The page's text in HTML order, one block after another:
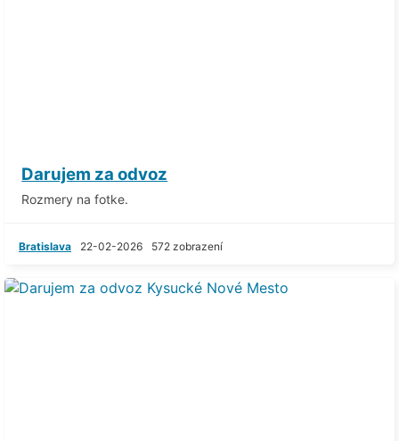
Darujem za odvoz
Rozmery na fotke.
Bratislava 22-02-2026 572 zobrazení